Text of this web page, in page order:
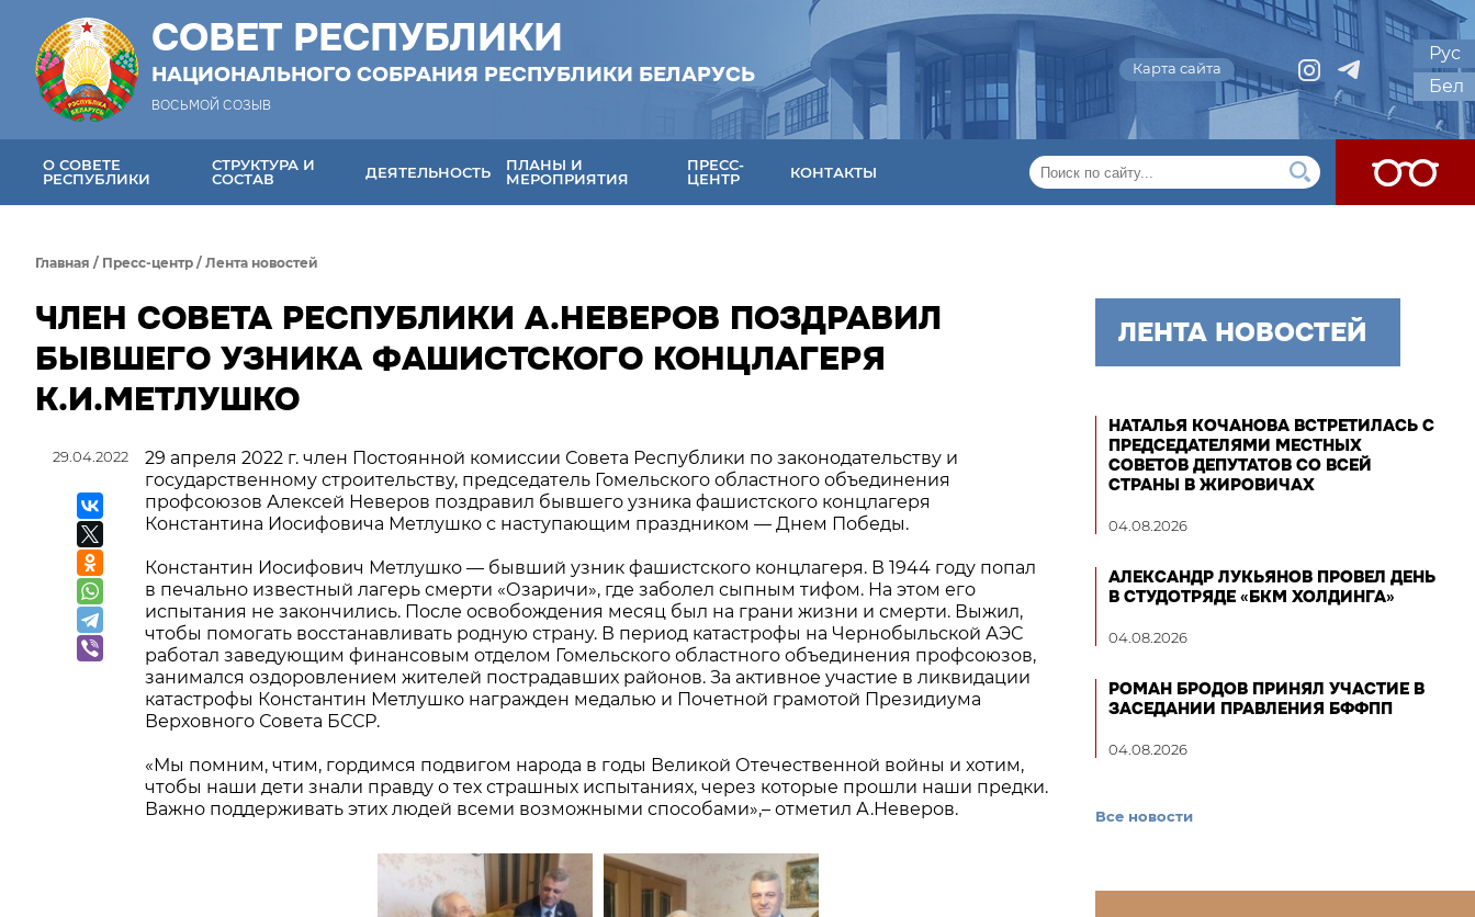
СОВЕТ РЕСПУБЛИКИ
НАЦИОНАЛЬНОГО СОБРАНИЯ РЕСПУБЛИКИ БЕЛАРУСЬ
ВОСЬМОЙ СОЗЫВ
Карта сайта
Рус
Бел
О СОВЕТЕ
РЕСПУБЛИКИ
СТРУКТУРА И
СОСТАВ
ДЕЯТЕЛЬНОСТЬ
ПЛАНЫ И
МЕРОПРИЯТИЯ
ПРЕСС-
ЦЕНТР
КОНТАКТЫ
Главная / Пресс-центр / Лента новостей
ЧЛЕН СОВЕТА РЕСПУБЛИКИ А.НЕВЕРОВ ПОЗДРАВИЛ
БЫВШЕГО УЗНИКА ФАШИСТСКОГО КОНЦЛАГЕРЯ
К.И.МЕТЛУШКО
29.04.2022
29 апреля 2022 г. член Постоянной комиссии Совета Республики по законодательству и
государственному строительству, председатель Гомельского областного объединения
профсоюзов Алексей Неверов поздравил бывшего узника фашистского концлагеря
Константина Иосифовича Метлушко с наступающим праздником — Днем Победы.
Константин Иосифович Метлушко — бывший узник фашистского концлагеря. В 1944 году попал
в печально известный лагерь смерти «Озаричи», где заболел сыпным тифом. На этом его
испытания не закончились. После освобождения месяц был на грани жизни и смерти. Выжил,
чтобы помогать восстанавливать родную страну. В период катастрофы на Чернобыльской АЭС
работал заведующим финансовым отделом Гомельского областного объединения профсоюзов,
занимался оздоровлением жителей пострадавших районов. За активное участие в ликвидации
катастрофы Константин Метлушко награжден медалью и Почетной грамотой Президиума
Верховного Совета БССР.
«Мы помним, чтим, гордимся подвигом народа в годы Великой Отечественной войны и хотим,
чтобы наши дети знали правду о тех страшных испытаниях, через которые прошли наши предки.
Важно поддерживать этих людей всеми возможными способами»,– отметил А.Неверов.
ЛЕНТА НОВОСТЕЙ
НАТАЛЬЯ КОЧАНОВА ВСТРЕТИЛАСЬ С
ПРЕДСЕДАТЕЛЯМИ МЕСТНЫХ
СОВЕТОВ ДЕПУТАТОВ СО ВСЕЙ
СТРАНЫ В ЖИРОВИЧАХ
04.08.2026
АЛЕКСАНДР ЛУКЬЯНОВ ПРОВЕЛ ДЕНЬ
В СТУДОТРЯДЕ «БКМ ХОЛДИНГА»
04.08.2026
РОМАН БРОДОВ ПРИНЯЛ УЧАСТИЕ В
ЗАСЕДАНИИ ПРАВЛЕНИЯ БФФПП
04.08.2026
Все новости